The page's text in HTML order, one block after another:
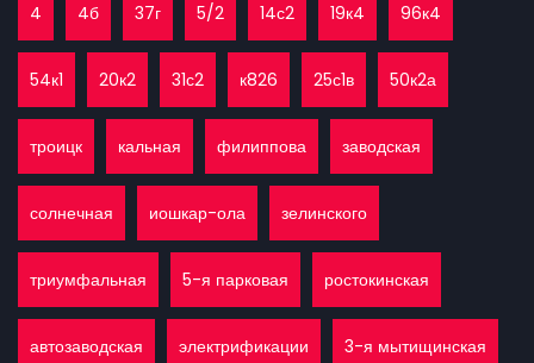
4 4б 37г 5/2 14с2 19к4 96к4
54к1 20к2 31с2 к826 25с1в 50к2а
троицк кальная филиппова заводская
солнечная иошкар-ола зелинского
триумфальная 5-я парковая ростокинская
автозаводская электрификации 3-я мытищинская